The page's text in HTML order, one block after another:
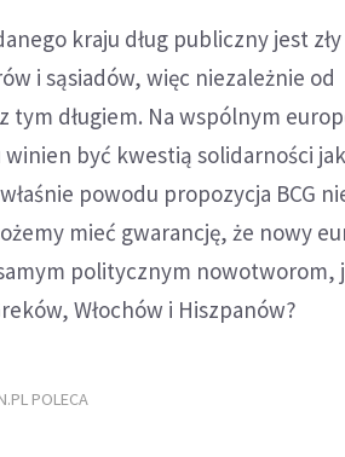
kraju dług publiczny jest
i sąsiadów, więc niezależnie od
tym długiem. Na wspólnym
być kwestią solidarności jak
powodu propozycja BCG
mieć gwarancję, że nowy
politycznym nowotworom,
Włochów i Hiszpanów?
POLECA